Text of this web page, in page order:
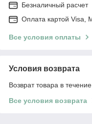
Безналичный расчет
Оплата картой Visa,
Все условия оплаты
Условия возврата
Возврат товара в
Все условия возврата